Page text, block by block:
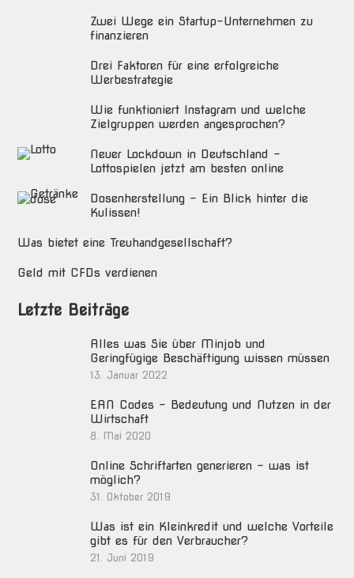
Zwei Wege ein Startup-Unternehmen zu
finanzieren
Drei Faktoren für eine erfolgreiche
Werbestrategie
Wie funktioniert Instagram und welche
Zielgruppen werden angesprochen?
Neuer Lockdown in Deutschland –
Lottospielen jetzt am besten online
Dosenherstellung – Ein Blick hinter die
Kulissen!
Was bietet eine Treuhandgesellschaft?
Geld mit CFDs verdienen
Letzte Beiträge
Alles was Sie über Minjob und
Geringfügige Beschäftigung wissen müssen
13. Januar 2022
EAN Codes – Bedeutung und Nutzen in der
Wirtschaft
8. Mai 2020
Online Schriftarten generieren – was ist
möglich?
31. Oktober 2019
Was ist ein Kleinkredit und welche Vorteile
gibt es für den Verbraucher?
21. Juni 2019